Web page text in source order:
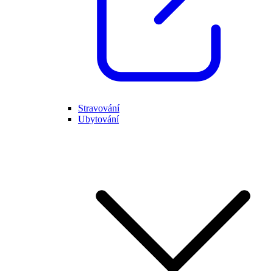
Stravování
Ubytování